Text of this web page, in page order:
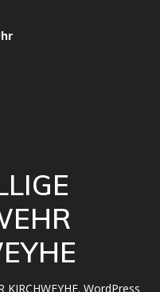
KIRCHWEYHE. WordPress